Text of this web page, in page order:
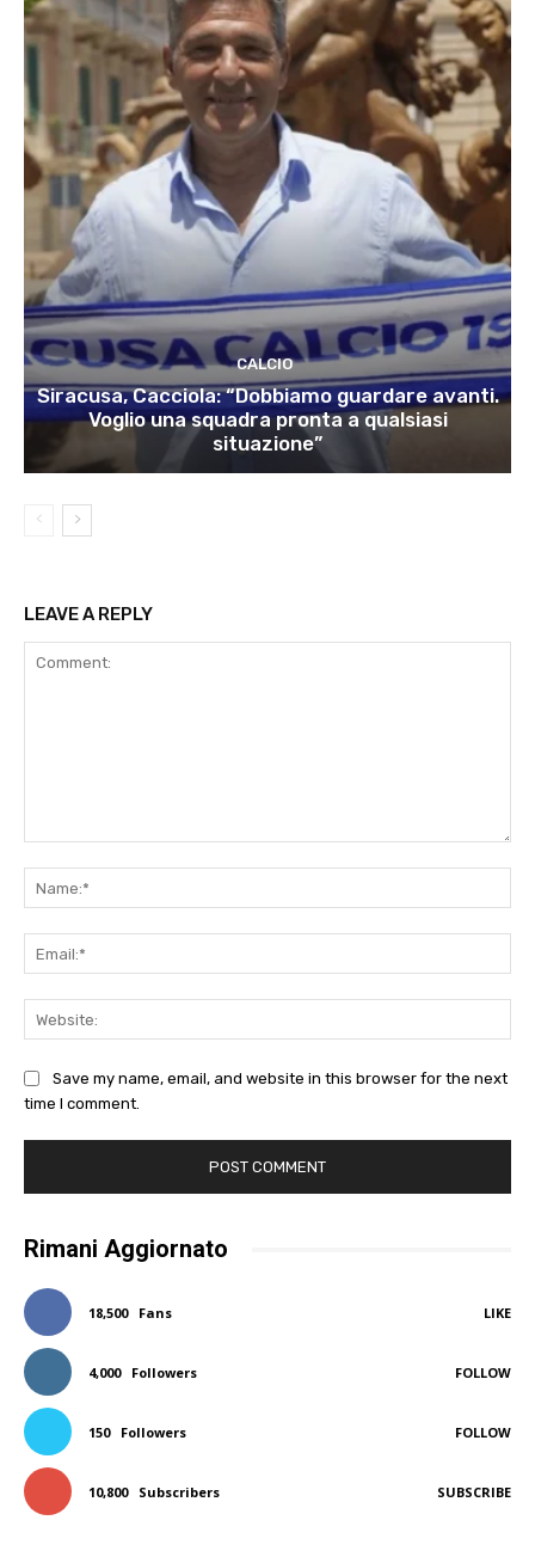
CALCIO
Siracusa, Cacciola: “Dobbiamo guardare avanti.
Voglio una squadra pronta a qualsiasi
situazione”
LEAVE A REPLY
Save my name, email, and website in this browser for the next
time I comment.
Rimani Aggiornato
18,500 Fans LIKE
4,000 Followers FOLLOW
150 Followers FOLLOW
10,800 Subscribers SUBSCRIBE